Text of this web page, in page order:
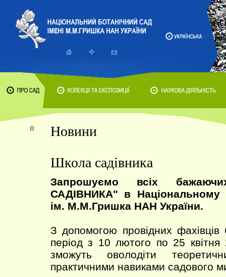
Новини
Школа садівника
Запрошуємо всіх
САДІВНИКА" в Національному
ім. М.М.Гришка НАН України.
З допомогою провідних фахівців
період з 10 лютого по 25
зможуть оволодіти
практичними навиками садового